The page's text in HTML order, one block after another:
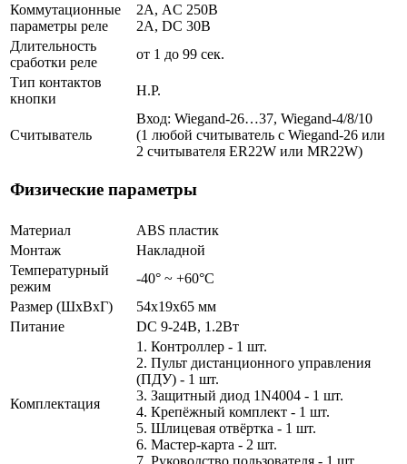
Коммутационные
параметры реле
2А, AC 250В
2А, DC 30В
Длительность
сработки реле
от 1 до 99 сек.
Тип контактов
кнопки
Н.Р.
Считыватель
Вход: Wiegand-26…37, Wiegand-4/8/10
(1 любой считыватель с Wiegand-26 или
2 считывателя ER22W или MR22W)
Физические параметры
Материал
ABS пластик
Монтаж
Накладной
Температурный
режим
-40° ~ +60°С
Размер (ШxВxГ)
54x19x65 мм
Питание
DC 9-24В, 1.2Вт
Комплектация
1. Контроллер - 1 шт.
2. Пульт дистанционного управления
(ПДУ) - 1 шт.
3. Защитный диод 1N4004 - 1 шт.
4. Крепёжный комплект - 1 шт.
5. Шлицевая отвёртка - 1 шт.
6. Мастер-карта - 2 шт.
7. Руководство пользователя - 1 шт.